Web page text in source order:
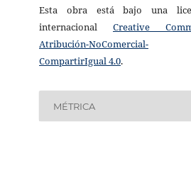
Esta obra está bajo una
internacional Creative
Atribución-NoComercial-
CompartirIgual 4.0.
MÉTRICA